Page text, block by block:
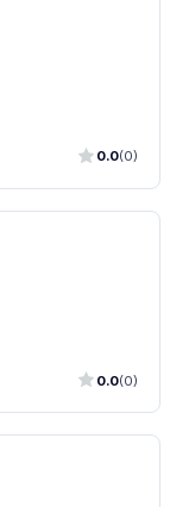
0.0(0)
0.0(0)